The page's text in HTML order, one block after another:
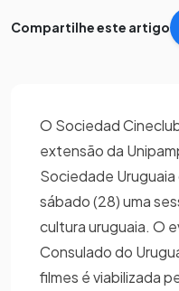
Compartilhe este artigo
O Sociedad
extensão da
Sociedade
sábado (28) uma
cultura uruguaia. O
Consulado do
filmes é viabilizada